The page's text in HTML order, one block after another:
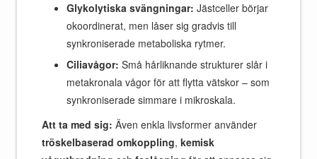
Glykolytiska svängningar: Jästceller börjar
okoordinerat, men låser sig gradvis till
synkroniserade metaboliska rytmer.
Ciliavågor: Små hårliknande strukturer slår i
metakronala vågor för att flytta vätskor – som
synkroniserade simmare i mikroskala.
Att ta med sig: Även enkla livsformer använder
tröskelbaserad omkoppling,kemisk